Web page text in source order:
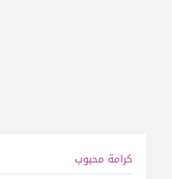
كرامة محبوب